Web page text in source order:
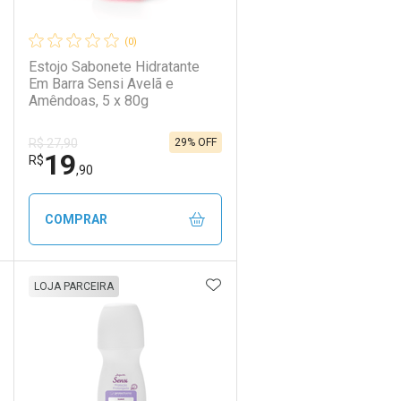
Ativar Desconto
Comprar sem Desconto
Comprar sem Desconto
(0)
Estojo Sabonete Hidratante
Em Barra Sensi Avelã e
Amêndoas, 5 x 80g
R$ 27,90
R$19,90
29% OFF
COMPRAR
FECHAR
Laboratório
FECHAR
Por Menos
AOS FAVORITOS
LOJA PARCEIRA ADICIONAR AOS